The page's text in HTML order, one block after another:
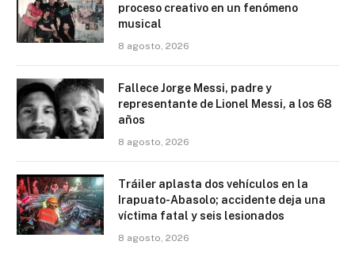
proceso creativo en un fenómeno
musical
8 agosto, 2026
Fallece Jorge Messi, padre y
representante de Lionel Messi, a los 68
años
8 agosto, 2026
Tráiler aplasta dos vehículos en la
Irapuato-Abasolo; accidente deja una
víctima fatal y seis lesionados
8 agosto, 2026